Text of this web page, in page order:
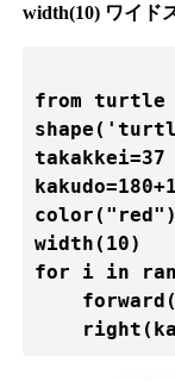
width(10) ワイド
from turtle
takakkei=37
color("red")
width(10)
for i in